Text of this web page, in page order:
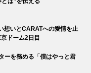
想いとCARATへの愛情を止
ドーム2日目
ーを務める「僕はやっと君